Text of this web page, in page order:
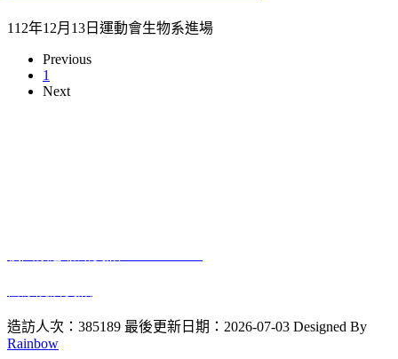
112年12月13日運動會生物系進場
Previous
1
Next
造訪人次：385189 最後更新日期：2026-07-03 Designed By
Rainbow